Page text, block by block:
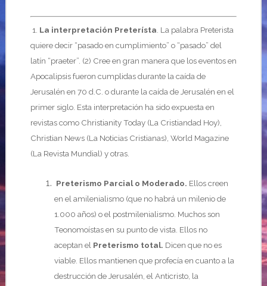
1. La interpretación Preterísta . La palabra Preterista
quiere decir “pasado en cumplimiento” o “pasado” del
latín “praeter”. (2) Cree en gran manera que los eventos en
Apocalipsis fueron cumplidas durante la caída de
Jerusalén en 70 d.C. o durante la caída de Jerusalén en el
primer siglo. Esta interpretación ha sido expuesta en
revistas como Christianity Today (La Cristiandad Hoy),
Christian News (La Noticias Cristianas), World Magazine
(La Revista Mundial) y otras.
Preterismo Parcial o Moderado. Ellos creen
en el amilenialismo (que no habrá un milenio de
1.000 años) o el postmilenialismo. Muchos son
Teonomoístas en su punto de vista. Ellos no
aceptan el Preterismo total. Dicen que no es
viable. Ellos mantienen que profecía en cuanto a la
destrucción de Jerusalén, el Anticristo, la